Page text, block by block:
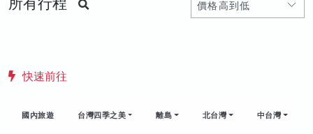
快速前往
國內旅遊 台灣四季之美 離島 北台灣 中台灣